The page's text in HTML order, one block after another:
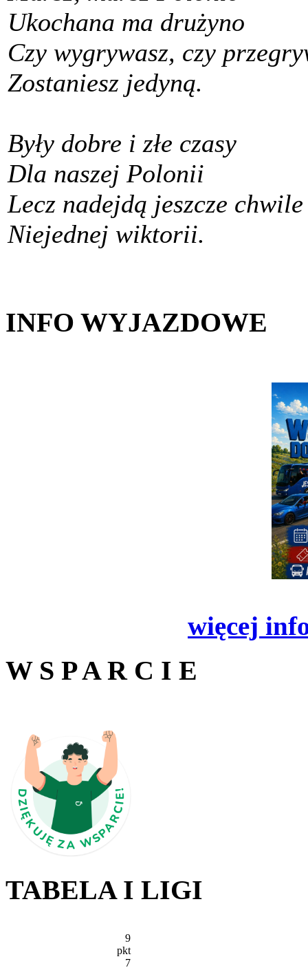
Ukochana ma drużyno
Czy wygrywasz, czy
Zostaniesz jedyną.
Były dobre i złe czasy
Dla naszej Polonii
Lecz nadejdą jeszcze chwile
Niejednej wiktorii.
INFO WYJAZDOWE
więcej
W S P A R C I E
TABELA I LIGI
9
pkt
7